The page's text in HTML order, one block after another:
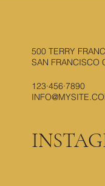
500 TERRY
SAN FRANCISCO
123·456·7890